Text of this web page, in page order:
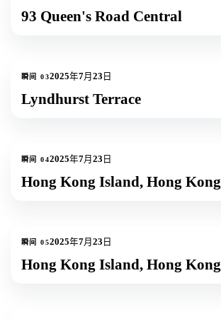
93 Queen's Road Central
瞬间 032025年7月23日
Lyndhurst Terrace
瞬间 042025年7月23日
Hong Kong Island, Hong Kong
瞬间 052025年7月23日
Hong Kong Island, Hong Kong